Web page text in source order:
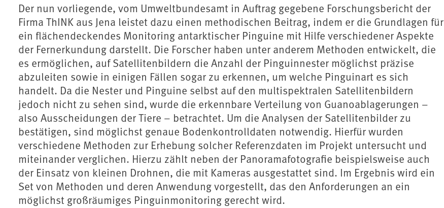
Der nun vorliegende, vom Umweltbundesamt in Auftrag gegebene Forschungsbericht der
Firma ThINK aus Jena leistet dazu einen methodischen Beitrag, indem er die Grundlagen für
ein flächendeckendes Monitoring antarktischer Pinguine mit Hilfe verschiedener Aspekte
der Fernerkundung darstellt. Die Forscher haben unter anderem Methoden entwickelt, die
es ermöglichen, auf Satellitenbildern die Anzahl der Pinguinnester möglichst präzise
abzuleiten sowie in einigen Fällen sogar zu erkennen, um welche Pinguinart es sich
handelt. Da die Nester und Pinguine selbst auf den multispektralen Satellitenbildern
jedoch nicht zu sehen sind, wurde die erkennbare Verteilung von Guanoablagerungen –
also Ausscheidungen der Tiere – betrachtet. Um die Analysen der Satellitenbilder zu
bestätigen, sind möglichst genaue Bodenkontrolldaten notwendig. Hierfür wurden
verschiedene Methoden zur Erhebung solcher Referenzdaten im Projekt untersucht und
miteinander verglichen. Hierzu zählt neben der Panoramafotografie beispielsweise auch
der Einsatz von kleinen Drohnen, die mit Kameras ausgestattet sind. Im Ergebnis wird ein
Set von Methoden und deren Anwendung vorgestellt, das den Anforderungen an ein
möglichst großräumiges Pinguinmonitoring gerecht wird.